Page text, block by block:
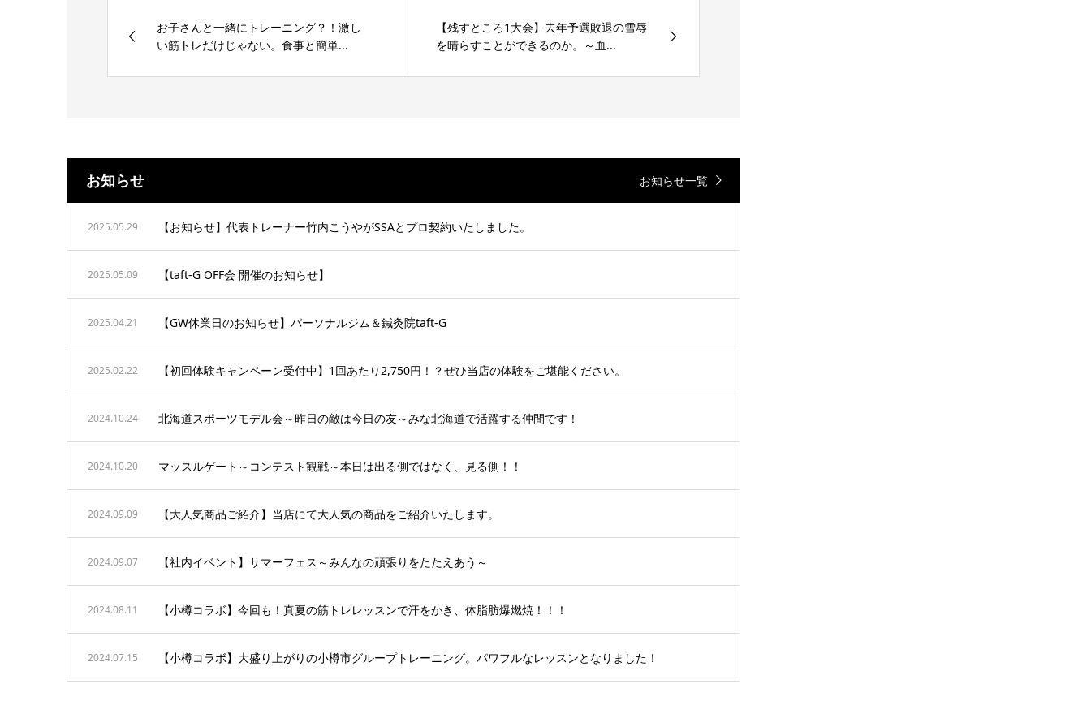
お子さんと一緒にトレーニング？！激し
い筋トレだけじゃない。食事と簡単...
【残すところ1大会】去年予選敗退の雪辱
を晴らすことができるのか。～血...
お知らせ お知らせ一覧
2025.05.29 【お知らせ】代表トレーナー竹内こうやがSSAとプロ契約いたしました。
2025.05.09 【taft-G OFF会 開催のお知らせ】
2025.04.21 【GW休業日のお知らせ】パーソナルジム＆鍼灸院taft-G
2025.02.22 【初回体験キャンペーン受付中】1回あたり2,750円！？ぜひ当店の体験をご堪能ください。
2024.10.24 北海道スポーツモデル会～昨日の敵は今日の友～みな北海道で活躍する仲間です！
2024.10.20 マッスルゲート～コンテスト観戦～本日は出る側ではなく、見る側！！
2024.09.09 【大人気商品ご紹介】当店にて大人気の商品をご紹介いたします。
2024.09.07 【社内イベント】サマーフェス～みんなの頑張りをたたえあう～
2024.08.11 【小樽コラボ】今回も！真夏の筋トレレッスンで汗をかき、体脂肪爆燃焼！！！
2024.07.15 【小樽コラボ】大盛り上がりの小樽市グループトレーニング。パワフルなレッスンとなりました！